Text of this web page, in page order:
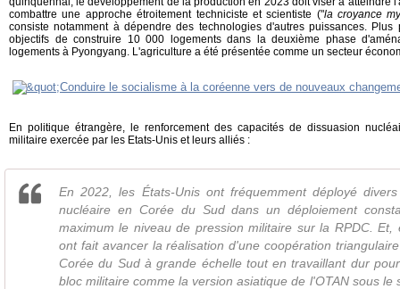
combattre une approche étroitement techniciste et scientiste ("la croyance
consiste notamment à dépendre des technologies d'autres puissances. Plus
objectifs de construire 10 000 logements dans la deuxième phase
logements à Pyongyang. L'agriculture a été présentée comme un secteur
En politique étrangère, le renforcement des capacités de dissuasion
militaire exercée par les Etats-Unis et leurs alliés :
En 2022, les États-Unis ont fréquemment déployé
nucléaire en Corée du Sud dans un déploiement
maximum le niveau de pression militaire sur la RPDC. Et,
ont fait avancer la réalisation d'une coopération
Corée du Sud à grande échelle tout en travaillant dur
bloc militaire comme la version asiatique de l'OTAN sous le